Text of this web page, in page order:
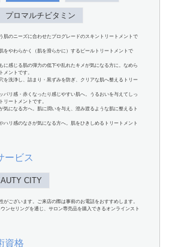
プロマルチビタミン
肌のニーズに合わせたプログレードのスキントリートメントで
をやわらかく（肌を滑らかに）するピールトリートメントで
に感じる肌の弾力の低下や乱れたキメが気になる方に。なめら
メントです。
を洗浄し、詰まり・黒ずみを防ぎ、クリアな肌へ整えるトリー
パリ感・赤くなったり感じやすい肌へ。うるおいを与えてしっ
リートメントです。
気になる方へ。肌に潤いを与え、澄み渡るような肌に整えるト
ハリ感のなさが気になる方へ。肌をひきしめるトリートメント
ービス
CITY
がございます。ご来店の際は事前のお電話をおすすめします。
ンセリングを通じ、サロン専売品を購入できるオンラインスト
資格